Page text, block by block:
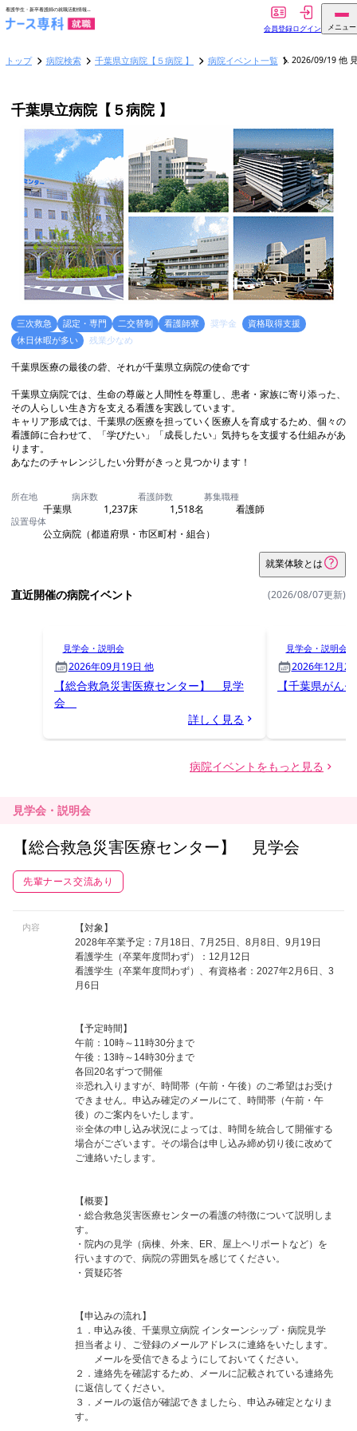
見学会・説明会
【総合救急災害医療センター】 見学会
先輩ナース交流あり
内容
【対象】
2028年卒業予定：7月18日、7月25日、8月8日、9月19日
看護学生（卒業年度問わず）：12月12日
看護学生（卒業年度問わず）、有資格者：2027年2月6日、3
月6日
【予定時間】
午前：10時～11時30分まで
午後：13時～14時30分まで
各回20名ずつで開催
※恐れ入りますが、時間帯（午前・午後）のご希望はお受け
できません。申込み確定のメールにて、時間帯（午前・午
後）のご案内をいたします。
※全体の申し込み状況によっては、時間を統合して開催する
場合がございます。その場合は申し込み締め切り後に改めて
ご連絡いたします。
【概要】
・総合救急災害医療センターの看護の特徴について説明しま
す。
・院内の見学（病棟、外来、ER、屋上ヘリポートなど）を
行いますので、病院の雰囲気を感じてください。
・質疑応答
【申込みの流れ】
１．申込み後、千葉県立病院 インターンシップ・病院見学
担当者より、ご登録のメールアドレスに連絡をいたします。
メールを受信できるようにしておいてください。
２．連絡先を確認するため、メールに記載されている連絡先
に返信してください。
３．メールの返信が確認できましたら、申込み確定となりま
す。